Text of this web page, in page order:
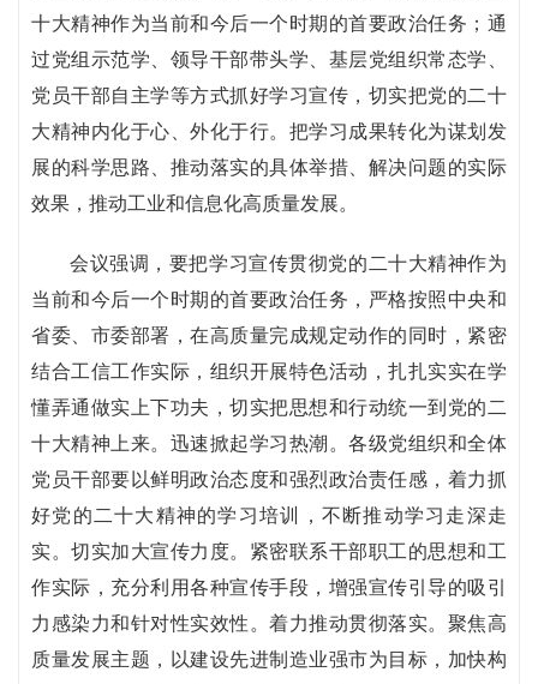
十大精神作为当前和今后一个时期的首要政治任务；通
过党组示范学、领导干部带头学、基层党组织常态学、
党员干部自主学等方式抓好学习宣传，切实把党的二十
大精神内化于心、外化于行。把学习成果转化为谋划发
展的科学思路、推动落实的具体举措、解决问题的实际
效果，推动工业和信息化高质量发展。
会议强调，要把学习宣传贯彻党的二十大精神作为
当前和今后一个时期的首要政治任务，严格按照中央和
省委、市委部署，在高质量完成规定动作的同时，紧密
结合工信工作实际，组织开展特色活动，扎扎实实在学
懂弄通做实上下功夫，切实把思想和行动统一到党的二
十大精神上来。迅速掀起学习热潮。各级党组织和全体
党员干部要以鲜明政治态度和强烈政治责任感，着力抓
好党的二十大精神的学习培训，不断推动学习走深走
实。切实加大宣传力度。紧密联系干部职工的思想和工
作实际，充分利用各种宣传手段，增强宣传引导的吸引
力感染力和针对性实效性。着力推动贯彻落实。聚焦高
质量发展主题，以建设先进制造业强市为目标，加快构